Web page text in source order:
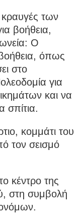
των
βοήθεια,
Ο
όπως
στο
για
και να
σπίτια.
κομμάτι του
τον σεισμό
κέντρο της
στη συμβολή